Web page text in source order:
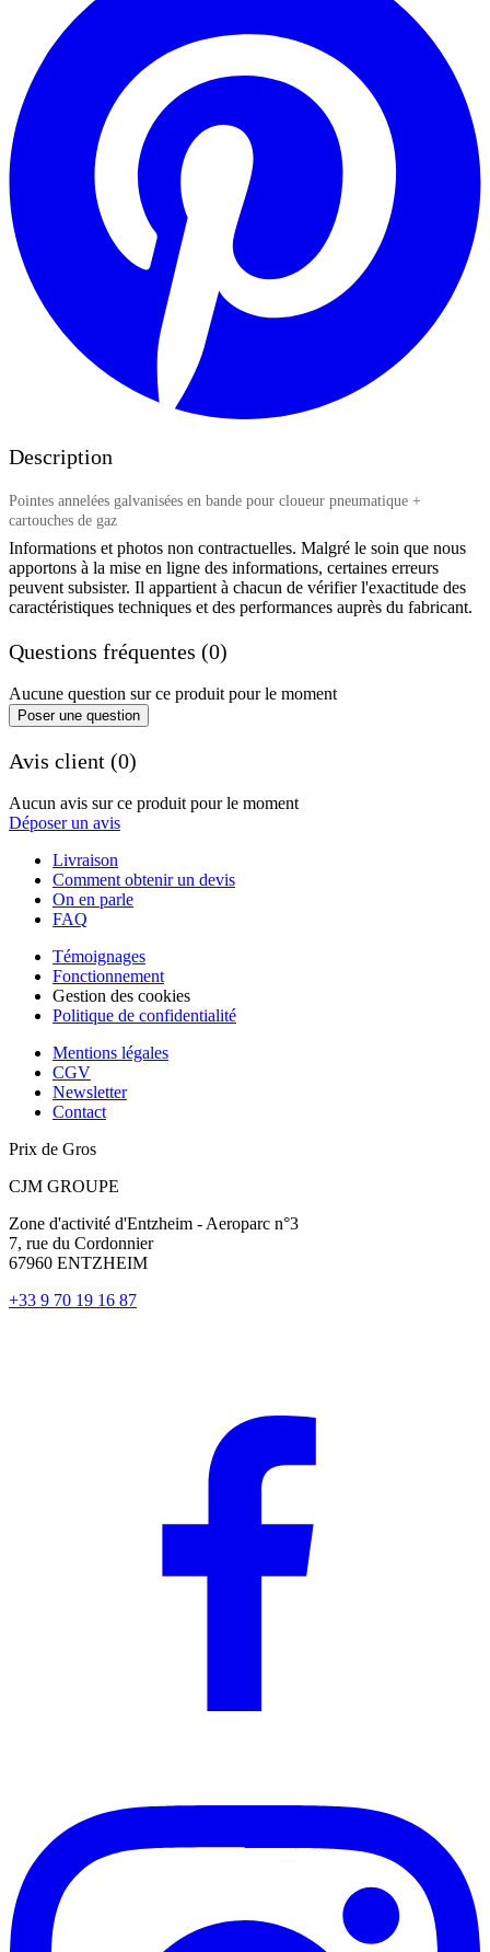
Description
Pointes annelées galvanisées en bande pour cloueur pneumatique +
cartouches de gaz
Informations et photos non contractuelles. Malgré le soin que nous
apportons à la mise en ligne des informations, certaines erreurs
peuvent subsister. Il appartient à chacun de vérifier l'exactitude des
caractéristiques techniques et des performances auprès du fabricant.
Questions fréquentes (0)
Aucune question sur ce produit pour le moment
Poser une question
Avis client (0)
Aucun avis sur ce produit pour le moment
Déposer un avis
Livraison
Comment obtenir un devis
On en parle
FAQ
Témoignages
Fonctionnement
Gestion des cookies
Politique de confidentialité
Mentions légales
CGV
Newsletter
Contact
Prix de Gros
CJM GROUPE
Zone d'activité d'Entzheim - Aeroparc n°3
7, rue du Cordonnier
67960 ENTZHEIM
+33 9 70 19 16 87